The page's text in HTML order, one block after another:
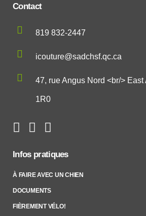
Contact
819 832-2447
icouture@sadchsf.qc.ca
47, rue Angus Nord <br/> East
1R0
Infos pratiques
À FAIRE AVEC UN CHIEN
DOCUMENTS
FIÈREMENT VÉLO!